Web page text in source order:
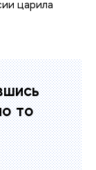
царила
то